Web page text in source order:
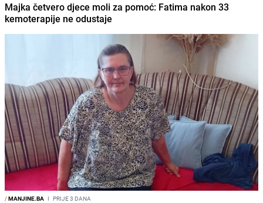
Majka četvero djece moli za pomoć: Fatima nakon 33
kemoterapije ne odustaje
/MANJINE.BA I PRIJE 3 DANA